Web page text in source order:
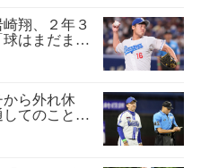
翔、２年３
はまだま
から外れ休
てのことを